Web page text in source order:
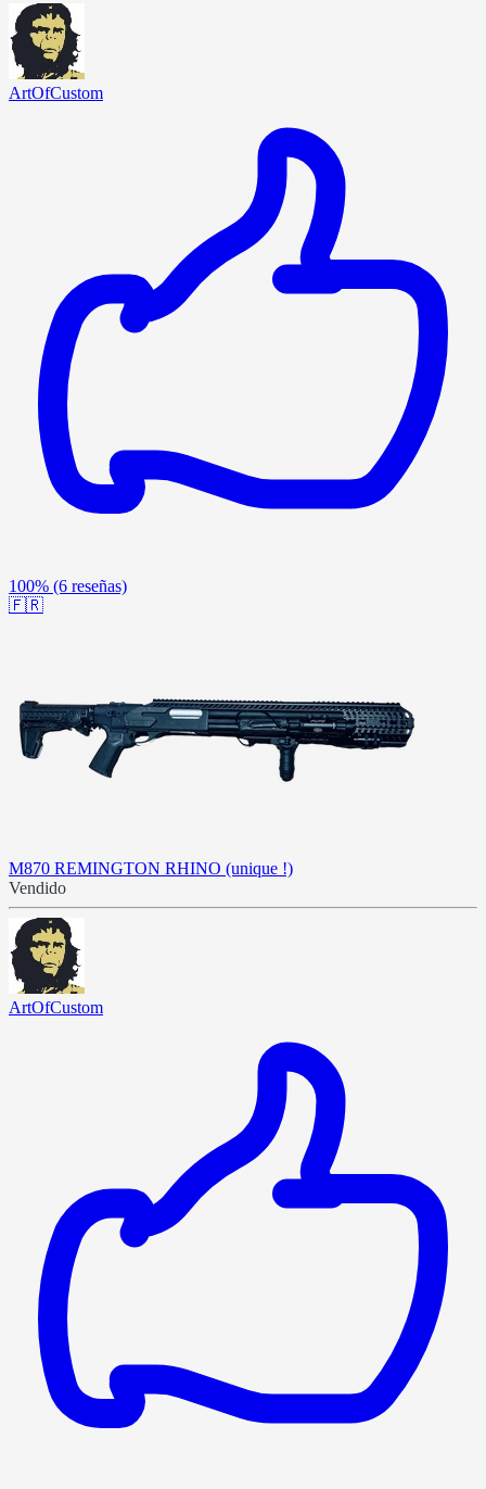
ArtOfCustom
100% (6 reseñas)
🇫🇷
M870 REMINGTON RHINO (unique !)
Vendido
ArtOfCustom